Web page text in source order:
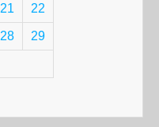
21 22
28 29